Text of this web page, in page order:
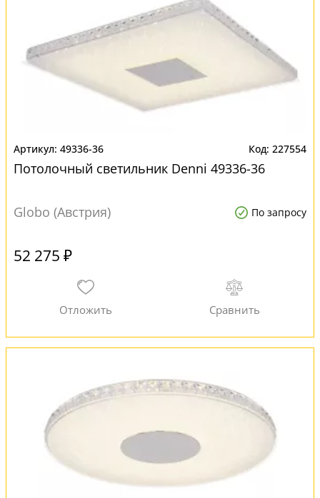
49336-36 227554
Потолочный светильник Denni 49336-36
Globo (Австрия) По запросу
52 275 ₽